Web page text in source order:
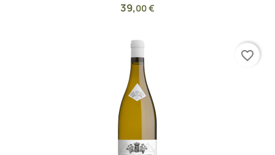
39,00 €
favorite_border